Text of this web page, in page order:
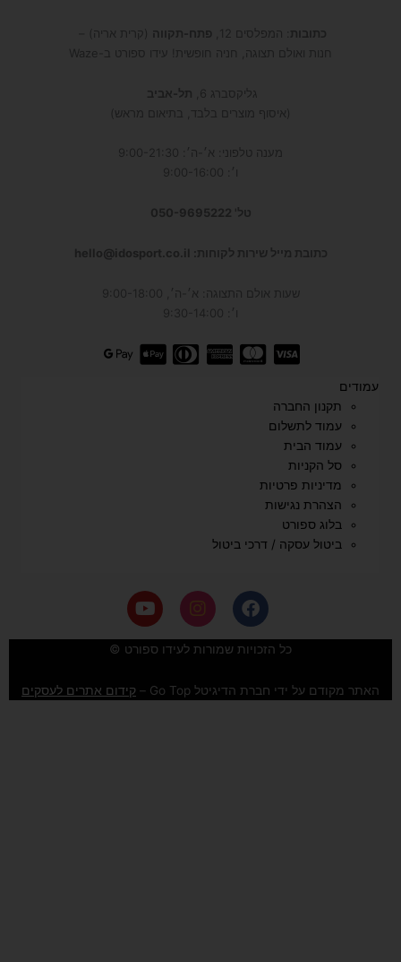
כתובות : המפלסים 12, פתח-תקווה (קרית אריה) –
חנות ואולם תצוגה, חניה חופשית! עידו ספורט ב-Waze
גליקסברג 6,
תל-אביב
(איסוף מוצרים בלבד, בתיאום מראש)
מענה טלפוני: א׳-ה׳: 9:00-21:30
ו׳: 9:00-16:00
טל' 050-9695222
כתובת מייל שירות לקוחות: hello@idosport.co.il
שעות אולם התצוגה: א׳-ה׳, 9:00-18:00
ו׳: 9:30-14:00
עמודים
תקנון החברה
עמוד לתשלום
עמוד הבית
סל הקניות
מדיניות פרטיות
הצהרת נגישות
בלוג ספורט
ביטול עסקה / דרכי ביטול
F
a
c
e
o
o
I
n
s
t
g
r
Y
o
u
t
b
e
כל הזכויות שמורות לעידו ספורט ©
האתר מקודם על ידי חברת הדיגיטל Go Top – קידום אתרים לעסקים